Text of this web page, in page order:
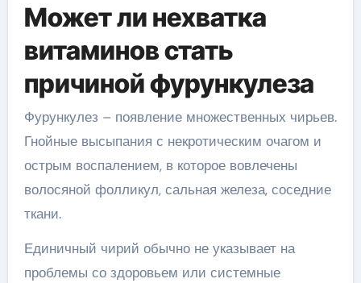
Может ли нехватка
витаминов стать
причиной фурункулеза
Фурункулез – появление множественных чирьев.
Гнойные высыпания с некротическим очагом и
острым воспалением, в которое вовлечены
волосяной фолликул, сальная железа, соседние
ткани.
Единичный чирий обычно не указывает на
проблемы со здоровьем или системные